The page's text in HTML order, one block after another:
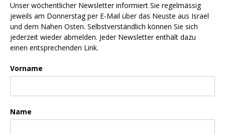
Unser wöchentlicher Newsletter informiert Sie regelmässig
jeweils am Donnerstag per E-Mail über das Neuste aus Israel
und dem Nahen Osten. Selbstverständlich können Sie sich
jederzeit wieder abmelden. Jeder Newsletter enthält dazu
einen entsprechenden Link.
Vorname
Name